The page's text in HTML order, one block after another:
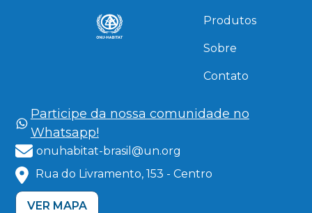
Produtos
Sobre
Contato
Participe da nossa comunidade no
Whatsapp!
onuhabitat-brasil@un.org
Rua do Livramento, 153 - Centro
VER MAPA